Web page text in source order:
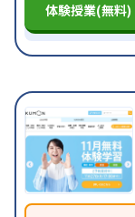
体験授業(無料)